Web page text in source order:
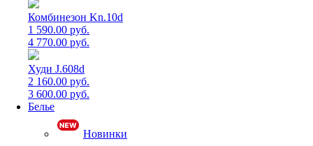
Комбинезон Kn.10d
1 590.00 руб.
4 770.00 руб.
Худи J.608d
2 160.00 руб.
3 600.00 руб.
Белье
Новинки